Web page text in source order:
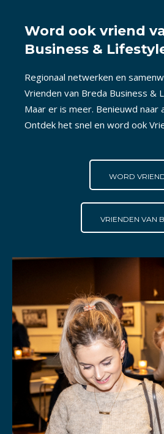
Word ook vriend
Business &
Regionaal netwerken en
Vrienden van Breda Business &
Maar er is meer. Benieuwd naar
Ontdek het snel en word ook
WORD
VRIENDEN VAN